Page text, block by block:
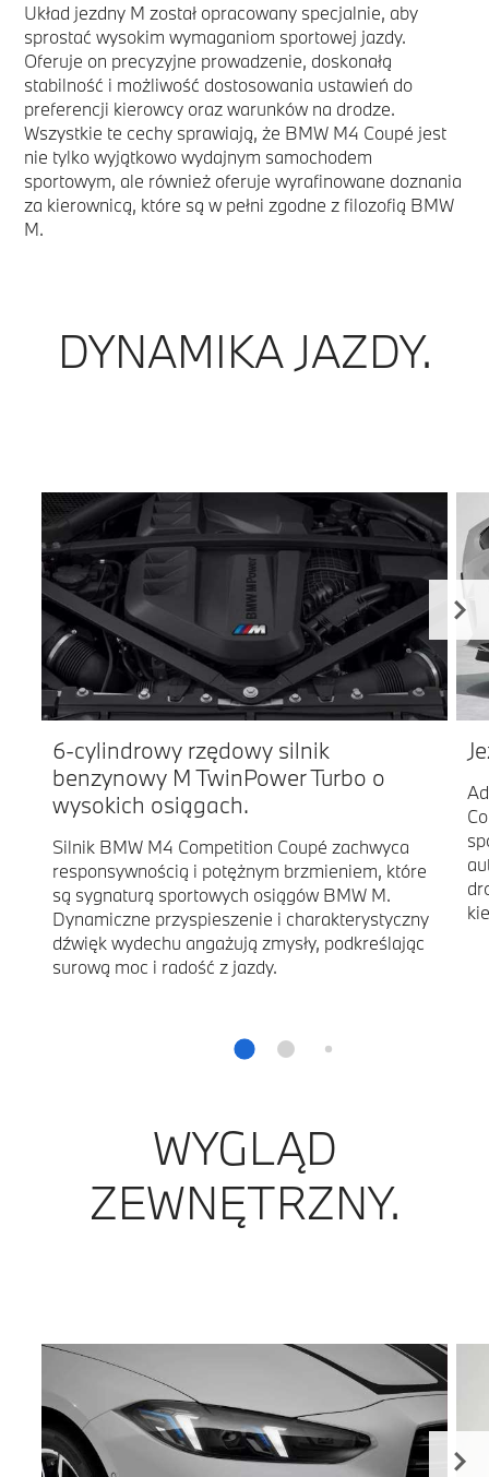
Układ jezdny M został opracowany specjalnie, aby
sprostać wysokim wymaganiom sportowej jazdy.
Oferuje on precyzyjne prowadzenie, doskonałą
stabilność i możliwość dostosowania ustawień do
preferencji kierowcy oraz warunków na drodze.
Wszystkie te cechy sprawiają, że BMW M4 Coupé jest
nie tylko wyjątkowo wydajnym samochodem
sportowym, ale również oferuje wyrafinowane doznania
za kierownicą, które są w pełni zgodne z filozofią BMW
M.
DYNAMIKA JAZDY.
6-cylindrowy rzędowy silnik
benzynowy M TwinPower Turbo o
wysokich osiągach.
Silnik BMW M4 Competition Coupé zachwyca
responsywnością i potężnym brzmieniem, które
są sygnaturą sportowych osiągów BMW M.
Dynamiczne przyspieszenie i charakterystyczny
dźwięk wydechu angażują zmysły, podkreślając
surową moc i radość z jazdy.
WYGLĄD
ZEWNĘTRZNY.